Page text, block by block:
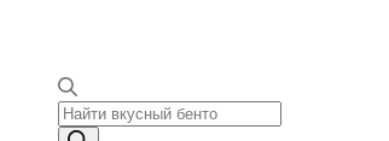
Поиск товаров